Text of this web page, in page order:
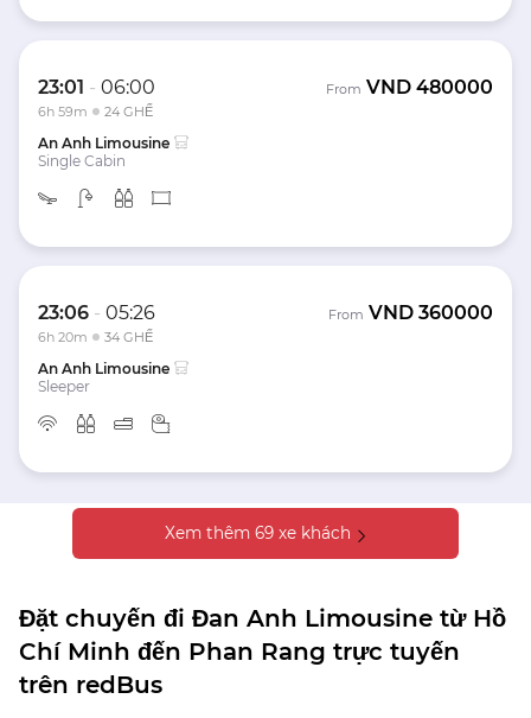
23:01 - 06:00
6h 59m 24 GHẾ
From VND 480000
An Anh Limousine
Single Cabin
23:06 - 05:26
6h 20m 34 GHẾ
From VND 360000
An Anh Limousine
Sleeper
Xem thêm 69 xe khách
Đặt chuyến đi Đan Anh Limousine từ Hồ
Chí Minh đến Phan Rang trực tuyến
trên redBus